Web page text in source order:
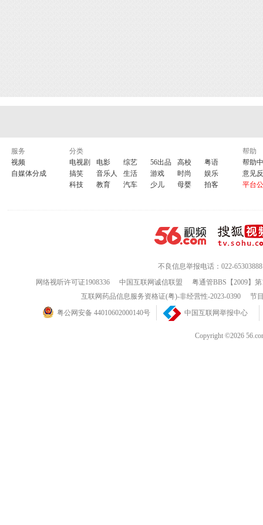
服务
视频
自媒体分成
分类
电视剧
电影 综艺 56出品 高校
粤语
搞笑
音乐人 生活 游戏 时尚
娱乐
科技
教育 汽车 少儿 母婴 拍客
帮助
帮助
意见
平台
不良信息举报电话：022-65303888
网络视听许可证1908336
中国互联网诚信联盟
粤通管BBS【2009】
互联网药品信息服务资格证(粤)-非经营性-2023-0390
节
粤公网安备 44010602000140号
中国互联网举报中心
Copyright ©2026